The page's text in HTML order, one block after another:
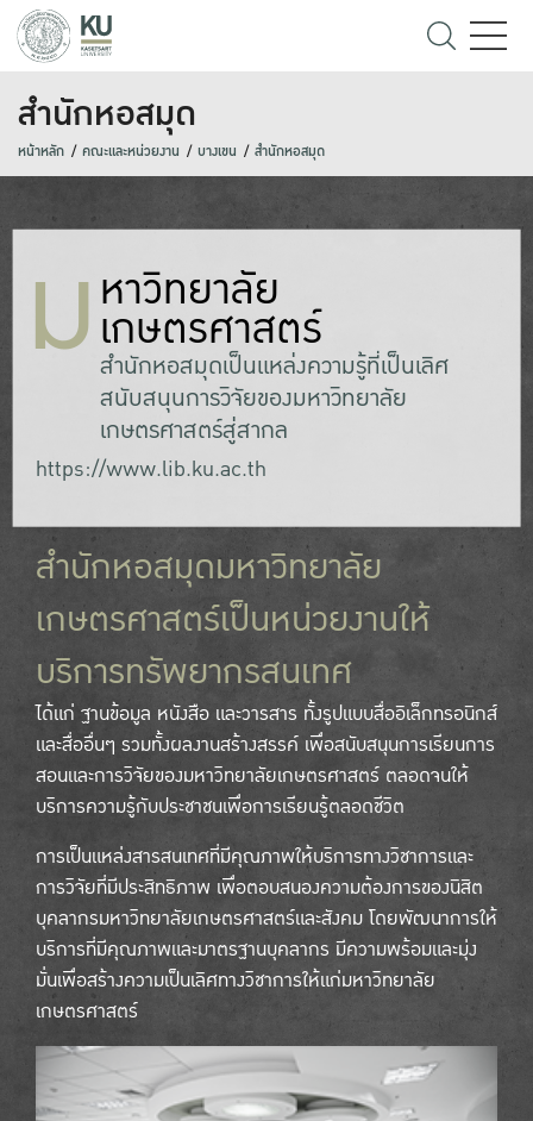
สำนักหอสมุด
หน้าหลัก คณะและหน่วยงาน บางเขน สำนักหอสมุด
มหาวิทยาลัย
เกษตรศาสตร์
สำนักหอสมุดเป็นแหล่งความรู้ที่เป็นเลิศ
สนับสนุนการวิจัยของมหาวิทยาลัย
เกษตรศาสตร์สู่สากล
https://www.lib.ku.ac.th
สำนักหอสมุดมหาวิทยาลัย
เกษตรศาสตร์เป็นหน่วยงานให้
บริการทรัพยากรสนเทศ
ได้แก่ ฐานข้อมูล หนังสือ และวารสาร ทั้งรูปแบบสื่ออิเล็กทรอนิกส์
และสื่ออื่นๆ รวมทั้งผลงานสร้างสรรค์ เพื่อสนับสนุนการเรียนการ
สอนและการวิจัยของมหาวิทยาลัยเกษตรศาสตร์ ตลอดจนให้
บริการความรู้กับประชาชนเพื่อการเรียนรู้ตลอดชีวิต
การเป็นแหล่งสารสนเทศที่มีคุณภาพให้บริการทางวิชาการและ
การวิจัยที่มีประสิทธิภาพ เพื่อตอบสนองความต้องการของนิสิต
บุคลากรมหาวิทยาลัยเกษตรศาสตร์และสังคม โดยพัฒนาการให้
บริการที่มีคุณภาพและมาตรฐานบุคลากร มีความพร้อมและมุ่ง
มั่นเพื่อสร้างความเป็นเลิศทางวิชาการให้แก่มหาวิทยาลัย
เกษตรศาสตร์